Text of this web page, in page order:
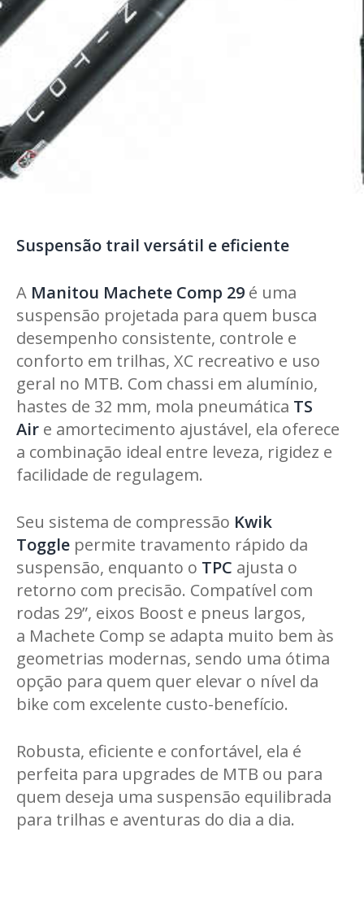
Suspensão trail versátil e eficiente
A Manitou Machete Comp 29 é uma
suspensão projetada para quem busca
desempenho consistente, controle e
conforto em trilhas, XC recreativo e uso
geral no MTB. Com chassi em alumínio,
hastes de 32 mm, mola pneumática TS
Air e amortecimento ajustável, ela oferece
a combinação ideal entre leveza, rigidez e
facilidade de regulagem.
Seu sistema de compressão Kwik
Toggle permite travamento rápido da
suspensão, enquanto o TPC ajusta o
retorno com precisão. Compatível com
rodas 29”, eixos Boost e pneus largos,
a Machete Comp se adapta muito bem às
geometrias modernas, sendo uma ótima
opção para quem quer elevar o nível da
bike com excelente custo-benefício.
Robusta, eficiente e confortável, ela é
perfeita para upgrades de MTB ou para
quem deseja uma suspensão equilibrada
para trilhas e aventuras do dia a dia.